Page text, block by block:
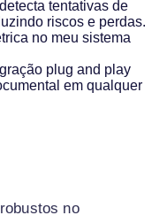
tentativas de
riscos e perdas.
no meu sistema
plug and play
em qualquer
no